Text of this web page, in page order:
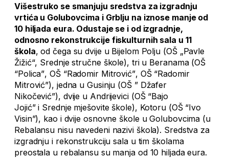
Višestruko se smanjuju sredstva za izgradnju
vrtića u Golubovcima i Grblju na iznose manje od
10 hiljada eura. Odustaje se i od izgradnje,
odnosno rekonstrukcije fiskulturnih sala u 11
škola, od čega su dvije u Bijelom Polju (OŠ „Pavle
Žižić“, Srednje stručne škole), tri u Beranama (OŠ
“Polica”,OŠ “Radomir Mitrović”, OŠ “Radomir
Mitrović”), jedna u Gusinju (OŠ ” Džafer
Nikočević”), dvije u Andrijevici (OŠ “Bajo
Jojić”i Srednje mješovite škole), Kotoru (OŠ “Ivo
Visin”), kao i dvije osnovne školeuGolubovcima (u
Rebalansu nisu navedeni nazivi škola). Sredstva za
izgradnju i rekonstrukciju sala u tim školama
preostala u rebalansu su manja od 10 hiljada eura.